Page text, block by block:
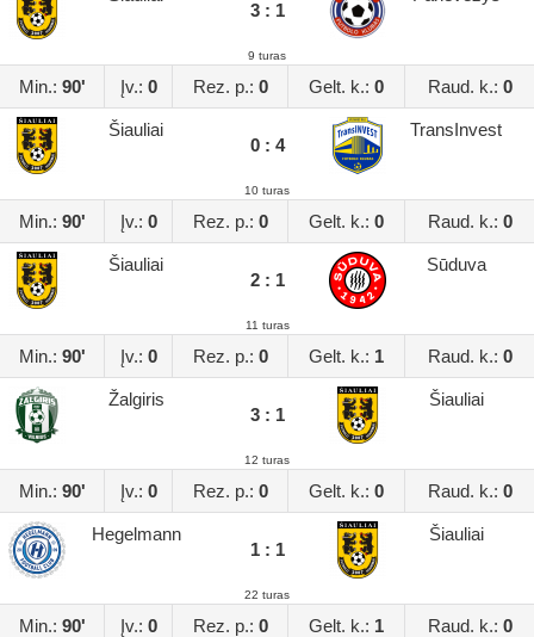
3 : 1
9 turas
Min.: 90' Įv.: 0 Rez. p.: 0 Gelt. k.: 0 Raud. k.: 0
Šiauliai
0 : 4
TransInvest
10 turas
Min.: 90' Įv.: 0 Rez. p.: 0 Gelt. k.: 0 Raud. k.: 0
Šiauliai
2 : 1
Sūduva
11 turas
Min.: 90' Įv.: 0 Rez. p.: 0 Gelt. k.: 1 Raud. k.: 0
Žalgiris
3 : 1
Šiauliai
12 turas
Min.: 90' Įv.: 0 Rez. p.: 0 Gelt. k.: 0 Raud. k.: 0
Hegelmann
1 : 1
Šiauliai
22 turas
Min.: 90' Įv.: 0 Rez. p.: 0 Gelt. k.: 1 Raud. k.: 0